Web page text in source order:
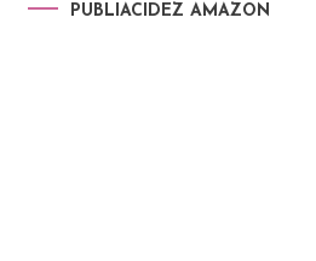
PUBLIACIDEZ AMAZON